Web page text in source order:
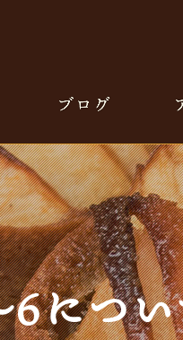
につ